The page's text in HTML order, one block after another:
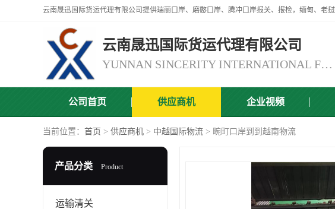
云南晟迅国际货运代理有限公司
YUNNAN SINCERITY INTERNATIONAL FREIGHT FOR WARDING CO.,LTD
公司首页 供应商机 企业视频
当前位置： 首页 > 供应商机 > 中越国际物流 > 畹町口岸到到越南物流
产品分类 Product
运输清关